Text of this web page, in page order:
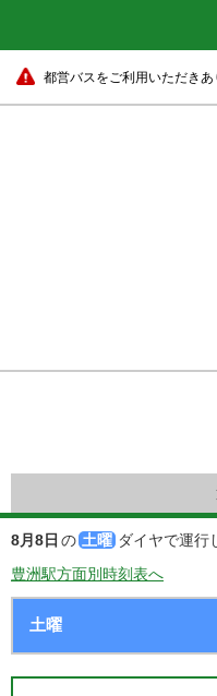
都営バスをご利用いただきあ
8月8日 の 土曜 ダイヤで運行
豊洲駅方面別時刻表へ